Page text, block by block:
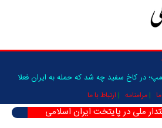
در کاخ سفید چه شد که حمله به ایران فعلا
مرامنامه ارتباط با ما
ملی در پایتخت ایران اسلامی